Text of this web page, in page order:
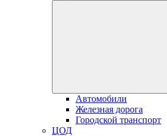
Автомобили
Железная дорога
Городской транспорт
ЦОД